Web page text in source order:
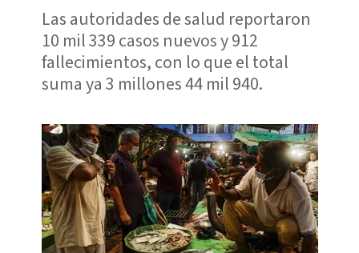
Las autoridades de salud reportaron
10 mil 339 casos nuevos y 912
fallecimientos, con lo que el total
suma ya 3 millones 44 mil 940.